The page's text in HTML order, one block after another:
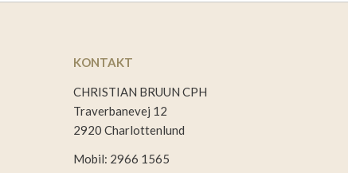
KONTAKT
CHRISTIAN BRUUN CPH
Traverbanevej 12
2920 Charlottenlund
Mobil: 2966 1565